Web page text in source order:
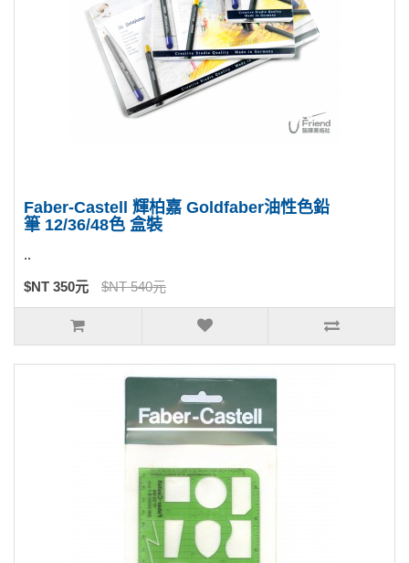
Faber-Castell 輝柏嘉 Goldfaber油性色鉛
筆 12/36/48色 盒裝
..
$NT 350元 $NT 540元